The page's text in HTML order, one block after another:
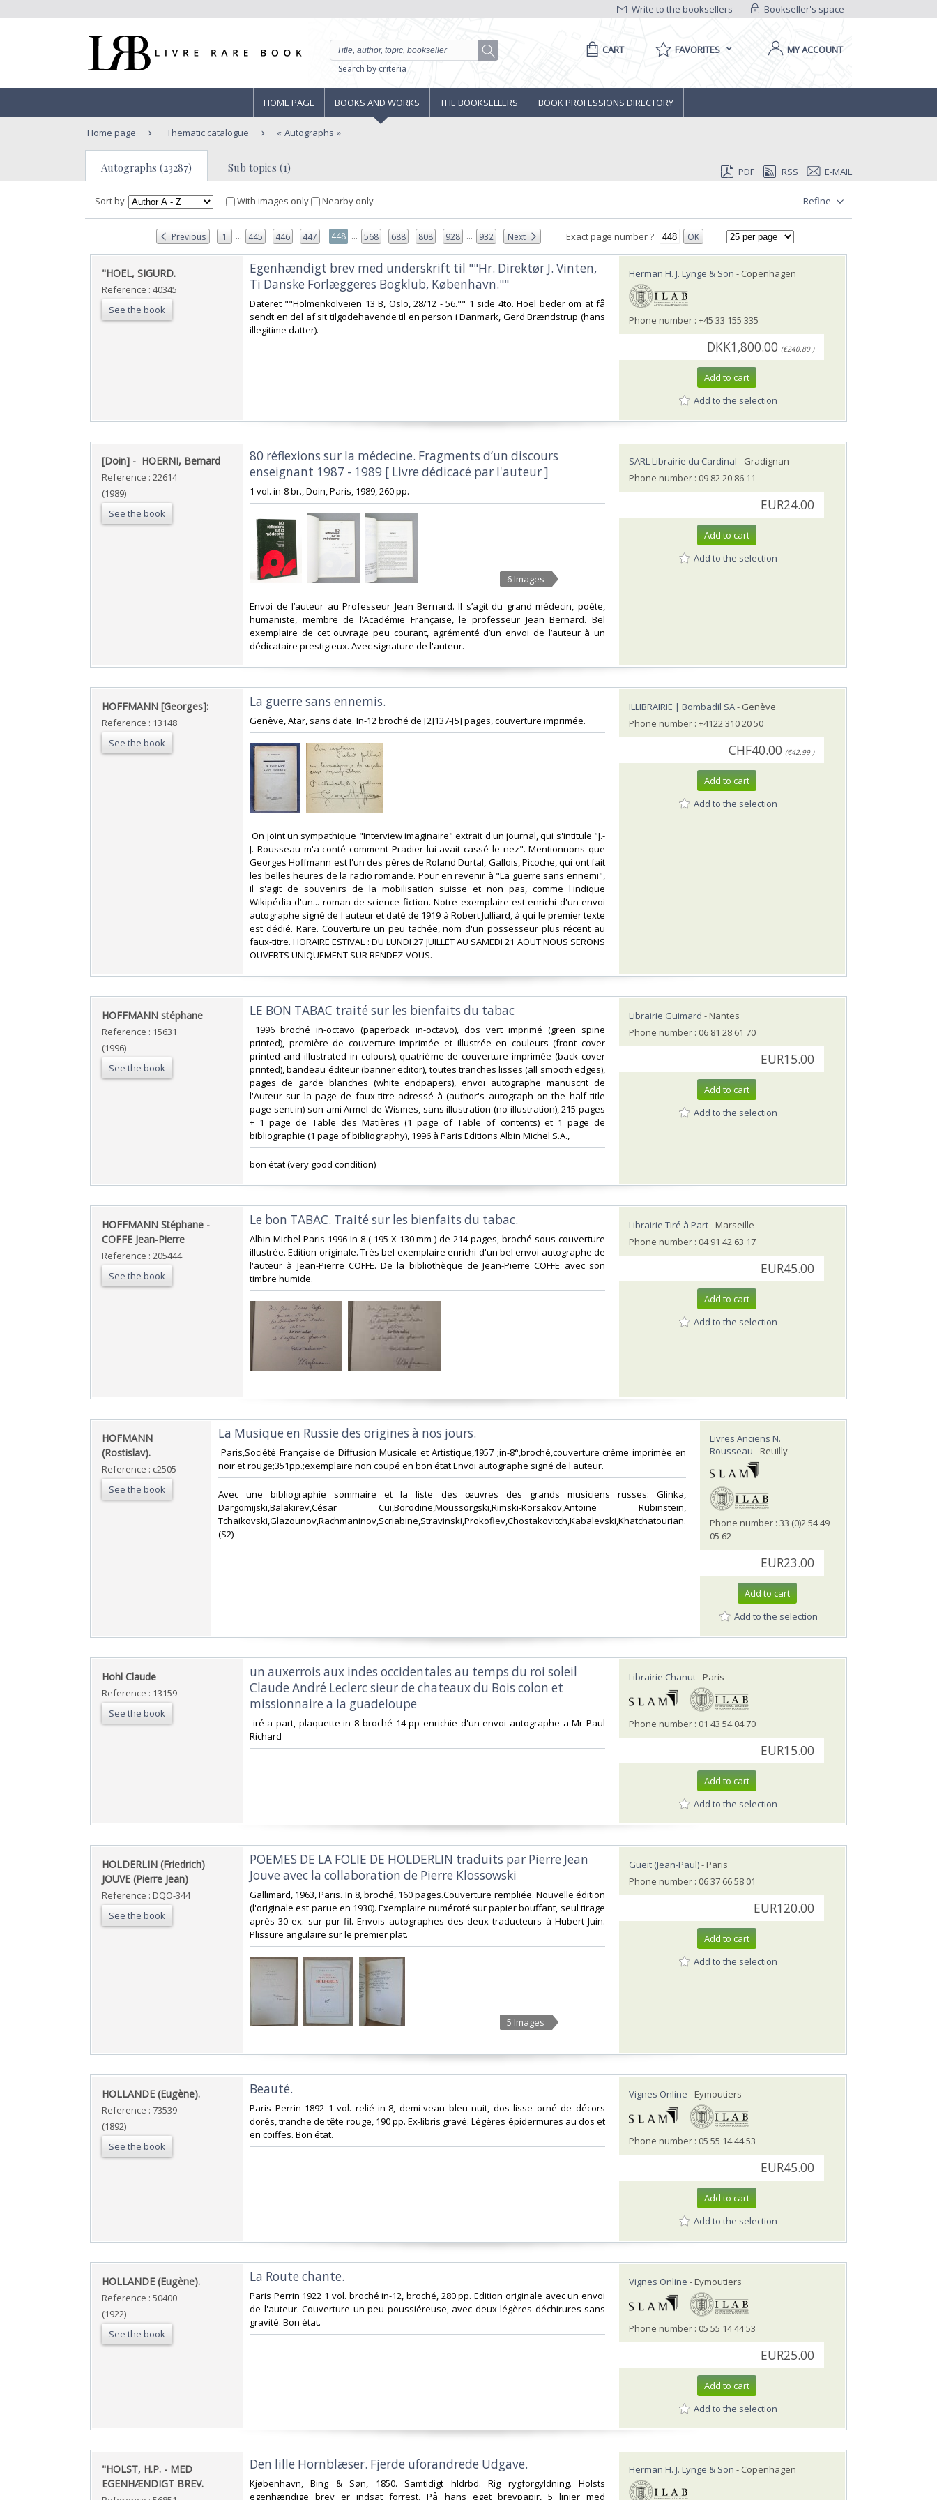
Bookseller's space
Write to the booksellers
Search by criteria
CART FAVORITES MY ACCOUNT
HOME PAGE BOOKS AND WORKS THE BOOKSELLERS BOOK PROFESSIONS DIRECTORY
Home page Thematic catalogue Autographs
Autographs (23287) Sub topics (1) PDF RSS E-MAIL
Sort by With images only Nearby only Refine
Previous 1 ... 445 446 447 448 ... 568 688 808 928 ... 932 Next Exact page number ? OK
‎"HOEL, SIGURD.‎
Reference : 40345
See the book
‎Egenhændigt brev med underskrift til ""Hr. Direktør J. Vinten,
Ti Danske Forlæggeres Bogklub, København.""‎
‎Dateret ""Holmenkolveien 13 B, Oslo, 28/12 - 56."" 1 side 4to. Hoel beder om at få
sendt en del af sit tilgodehavende til en person i Danmark, Gerd Brændstrup (hans
illegitime datter).‎
Herman H. J. Lynge & Son - Copenhagen
Phone number : +45 33 155 335
DKK1,800.00 (€240.80 )
Add to cart
Add to the selection
‎[Doin] - ‎ ‎HOERNI, Bernard‎
Reference : 22614
(1989)
See the book
‎80 réflexions sur la médecine. Fragments d’un discours
enseignant 1987 - 1989 [ Livre dédicacé par l'auteur ]‎
‎1 vol. in-8 br., Doin, Paris, 1989, 260 pp.‎
6 Images
‎Envoi de l’auteur au Professeur Jean Bernard. Il s’agit du grand médecin, poète,
humaniste, membre de l’Académie Française, le professeur Jean Bernard. Bel
exemplaire de cet ouvrage peu courant, agrémenté d’un envoi de l’auteur à un
dédicataire prestigieux. Avec signature de l'auteur.‎
SARL Librairie du Cardinal - Gradignan
Phone number : 09 82 20 86 11
EUR24.00
Add to cart
Add to the selection
‎HOFFMANN [Georges]:‎
Reference : 13148
See the book
‎La guerre sans ennemis.‎
‎Genève, Atar, sans date. In-12 broché de [2]137-[5] pages, couverture imprimée. ‎
‎ On joint un sympathique "Interview imaginaire" extrait d'un journal, qui s'intitule "J.-
J. Rousseau m'a conté comment Pradier lui avait cassé le nez". Mentionnons que
Georges Hoffmann est l'un des pères de Roland Durtal, Gallois, Picoche, qui ont fait
les belles heures de la radio romande. Pour en revenir à "La guerre sans ennemi",
il s'agit de souvenirs de la mobilisation suisse et non pas, comme l'indique
Wikipédia d'un... roman de science fiction. Notre exemplaire est enrichi d'un envoi
autographe signé de l'auteur et daté de 1919 à Robert Julliard, à qui le premier texte
est dédié. Rare. Couverture un peu tachée, nom d'un possesseur plus récent au
faux-titre. HORAIRE ESTIVAL : DU LUNDI 27 JUILLET AU SAMEDI 21 AOUT NOUS SERONS
OUVERTS UNIQUEMENT SUR RENDEZ-VOUS.‎
ILLIBRAIRIE | Bombadil SA- Genève
Phone number : +4122 310 20 50
CHF40.00 (€42.99 )
Add to cart
Add to the selection
‎HOFFMANN stéphane ‎
Reference : 15631
(1996)
See the book
‎LE BON TABAC traité sur les bienfaits du tabac‎
‎ 1996 broché in-octavo (paperback in-octavo), dos vert imprimé (green spine
printed), première de couverture imprimée et illustrée en couleurs (front cover
printed and illustrated in colours), quatrième de couverture imprimée (back cover
printed), bandeau éditeur (banner editor), toutes tranches lisses (all smooth edges),
pages de garde blanches (white endpapers), envoi autographe manuscrit de
l'Auteur sur la page de faux-titre adressé à (author's autograph on the half title
page sent in) son ami Armel de Wismes, sans illustration (no illustration), 215 pages
+ 1 page de Table des Matières (1 page of Table of contents) et 1 page de
bibliographie (1 page of bibliography), 1996 à Paris Editions Albin Michel S.A.,‎
‎bon état (very good condition) ‎
Librairie Guimard - Nantes
Phone number : 06 81 28 61 70
EUR15.00
Add to cart
Add to the selection
‎HOFFMANN Stéphane -
COFFE Jean-Pierre‎
Reference : 205444
See the book
‎Le bon TABAC. Traité sur les bienfaits du tabac.‎
‎Albin Michel Paris 1996 In-8 ( 195 X 130 mm ) de 214 pages, broché sous couverture
illustrée. Edition originale. Très bel exemplaire enrichi d'un bel envoi autographe de
l'auteur à Jean-Pierre COFFE. De la bibliothèque de Jean-Pierre COFFE avec son
timbre humide.‎
Librairie Tiré à Part- Marseille
Phone number : 04 91 42 63 17
EUR45.00
Add to cart
Add to the selection
‎HOFMANN
(Rostislav).‎
Reference : c2505
See the book
‎La Musique en Russie des origines à nos jours.‎
‎ Paris,Société Française de Diffusion Musicale et Artistique,1957 ;in-8°,broché,couverture crème imprimée en
noir et rouge;351pp.;exemplaire non coupé en bon état.Envoi autographe signé de l'auteur.‎
‎Avec une bibliographie sommaire et la liste des œuvres des grands musiciens russes: Glinka,
Dargomijski,Balakirev,César Cui,Borodine,Moussorgski,Rimski-Korsakov,Antoine Rubinstein,
Tchaikovski,Glazounov,Rachmaninov,Scriabine,Stravinski,Prokofiev,Chostakovitch,Kabalevski,Khatchatourian.
(S2) ‎
Livres Anciens N.
Rousseau - Reuilly
Phone number : 33 (0)2 54 49
05 62
EUR23.00
Add to cart
Add to the selection
‎Hohl Claude ‎
Reference : 13159
See the book
‎un auxerrois aux indes occidentales au temps du roi soleil
Claude André Leclerc sieur de chateaux du Bois colon et
missionnaire a la guadeloupe ‎
‎ iré a part, plaquette in 8 broché 14 pp enrichie d'un envoi autographe a Mr Paul
Richard‎
Librairie Chanut- Paris
Phone number : 01 43 54 04 70
EUR15.00
Add to cart
Add to the selection
‎HOLDERLIN (Friedrich)
JOUVE (Pierre Jean)‎
Reference : DQO-344
See the book
‎POEMES DE LA FOLIE DE HOLDERLIN traduits par Pierre Jean
Jouve avec la collaboration de Pierre Klossowski‎
‎Gallimard, 1963, Paris. In 8, broché, 160 pages.Couverture rempliée. Nouvelle édition
(l'originale est parue en 1930). Exemplaire numéroté sur papier bouffant, seul tirage
après 30 ex. sur pur fil. Envois autographes des deux traducteurs à Hubert Juin.
Plissure angulaire sur le premier plat. ‎
5 Images
Gueit (Jean-Paul)- Paris
Phone number : 06 37 66 58 01
EUR120.00
Add to cart
Add to the selection
‎HOLLANDE (Eugène).‎
Reference : 73539
(1892)
See the book
‎Beauté.‎
‎Paris Perrin 1892 1 vol. relié in-8, demi-veau bleu nuit, dos lisse orné de décors
dorés, tranche de tête rouge, 190 pp. Ex-libris gravé. Légères épidermures au dos et
en coiffes. Bon état.‎
Vignes Online - Eymoutiers
Phone number : 05 55 14 44 53
EUR45.00
Add to cart
Add to the selection
‎HOLLANDE (Eugène).‎
Reference : 50400
(1922)
See the book
‎La Route chante.‎
‎Paris Perrin 1922 1 vol. broché in-12, broché, 280 pp. Edition originale avec un envoi
de l'auteur. Couverture un peu poussiéreuse, avec deux légères déchirures sans
gravité. Bon état.‎
Vignes Online - Eymoutiers
Phone number : 05 55 14 44 53
EUR25.00
Add to cart
Add to the selection
‎"HOLST, H.P. - MED
EGENHÆNDIGT BREV.‎
‎Den lille Hornblæser. Fjerde uforandrede Udgave.‎
‎Kjøbenhavn, Bing & Søn, 1850. Samtidigt hldrbd. Rig rygforgyldning. Holsts
egenhændige brev er indsat forrest. På hans eget brevpapir, 5 linier med
Herman H. J. Lynge & Son - Copenhagen